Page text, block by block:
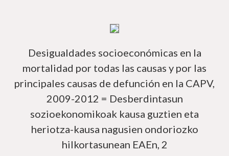
Desigualdades socioeconómicas en la
mortalidad por todas las causas y por las
principales causas de defunción en la CAPV,
2009-2012 = Desberdintasun
sozioekonomikoak kausa guztien eta
heriotza-kausa nagusien ondoriozko
hilkortasunean EAEn, 2